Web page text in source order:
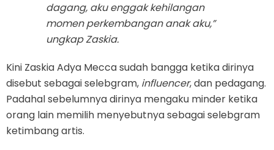
dagang, aku enggak kehilangan
momen perkembangan anak aku,”
ungkap Zaskia.
Kini Zaskia Adya Mecca sudah bangga ketika dirinya
disebut sebagai selebgram, influencer, dan pedagang.
Padahal sebelumnya dirinya mengaku minder ketika
orang lain memilih menyebutnya sebagai selebgram
ketimbang artis.